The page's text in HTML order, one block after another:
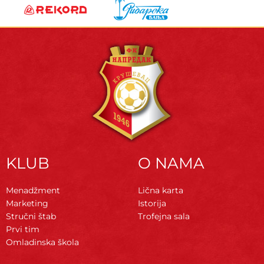
KLUB
Menadžment
Marketing
Stručni štab
Prvi tim
Omladinska škola
O NAMA
Lična karta
Istorija
Trofejna sala